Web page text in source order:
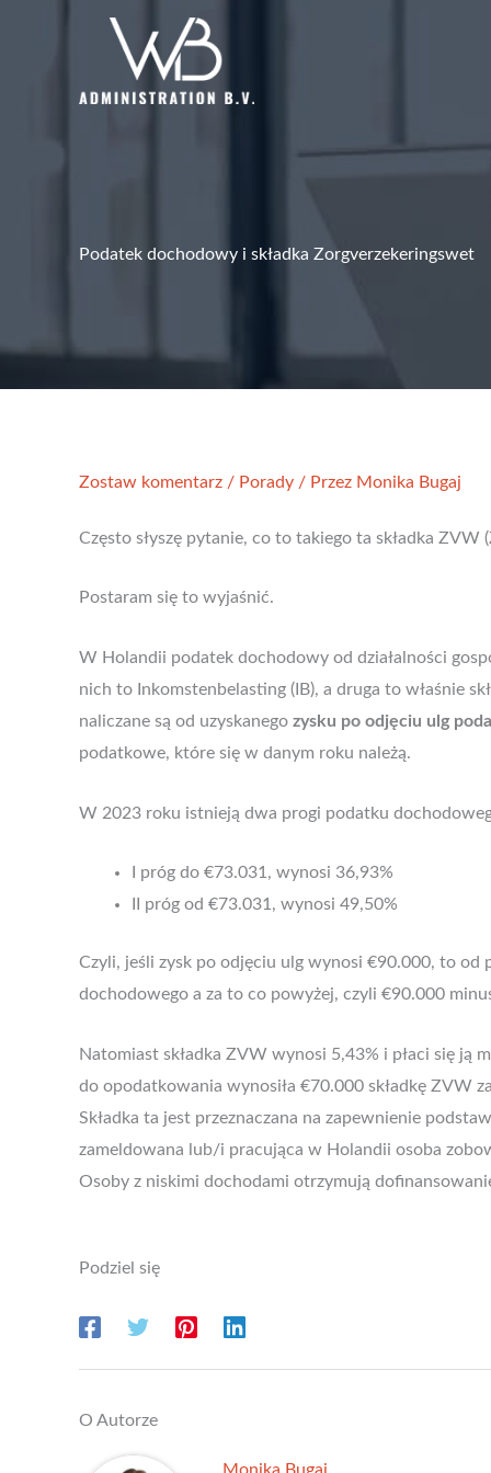
Podatek dochodowy i składka Zorgverzekeringswet
Zostaw komentarz / Porady / Przez Monika Bugaj
Często słyszę pytanie, co to takiego ta składka ZVW
Postaram się to wyjaśnić.
W Holandii podatek dochodowy od działalności
nich to Inkomstenbelasting (IB), a druga to właśnie
naliczane są od uzyskanego zysku po odjęciu ulg
podatkowe, które się w danym roku należą.
W 2023 roku istnieją dwa progi podatku
I próg do €73.031, wynosi 36,93%
II próg od €73.031, wynosi 49,50%
Czyli, jeśli zysk po odjęciu ulg wynosi €90.000, to od
dochodowego a za to co powyżej, czyli €90.000
Natomiast składka ZVW wynosi 5,43% i płaci się
do opodatkowania wynosiła €70.000 składkę ZVW
Składka ta jest przeznaczana na zapewnienie
zameldowana lub/i pracująca w Holandii osoba
Osoby z niskimi dochodami otrzymują
Podziel się
O Autorze